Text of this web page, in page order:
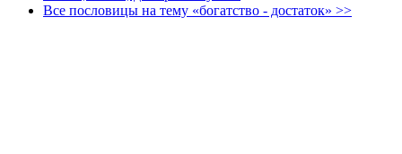
Все пословицы на тему «богатство - достаток» >>